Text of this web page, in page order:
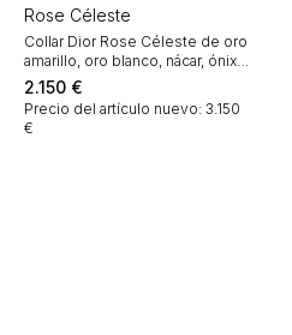
Rose Céleste
Collar Dior Rose Céleste de oro
amarillo, oro blanco, nácar, ónix y
diamante
2.150 €
Precio del artículo nuevo: 3.150
€